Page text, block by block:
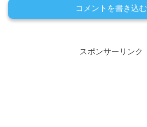
コメントを書き込む
スポンサーリンク